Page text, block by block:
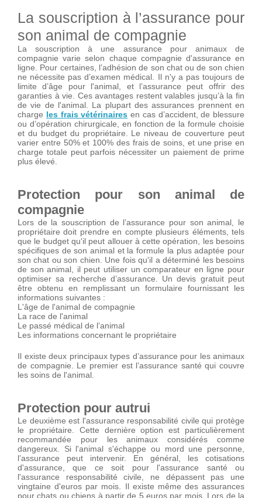
La souscription à l’assurance pour
son animal de compagnie
La souscription à une assurance pour animaux de
compagnie varie selon chaque compagnie d'assurance en
ligne. Pour certaines, l’adhésion de son chat ou de son chien
ne nécessite pas d’examen médical. Il n'y a pas toujours de
limite d’âge pour l'animal, et l’assurance peut offrir des
garanties à vie. Ces avantages restent valables jusqu’à la fin
de vie de l'animal. La plupart des assurances prennent en
charge les frais vétérinaires en cas d’accident, de blessure
ou d’opération chirurgicale, en fonction de la formule choisie
et du budget du propriétaire. Le niveau de couverture peut
varier entre 50% et 100% des frais de soins, et une prise en
charge totale peut parfois nécessiter un paiement de prime
plus élevé.
Protection pour son animal de
compagnie
Lors de la souscription de l’assurance pour son animal, le
propriétaire doit prendre en compte plusieurs éléments, tels
que le budget qu'il peut allouer à cette opération, les besoins
spécifiques de son animal et la formule la plus adaptée pour
son chat ou son chien. Une fois qu'il a déterminé les besoins
de son animal, il peut utiliser un comparateur en ligne pour
optimiser sa recherche d’assurance. Un devis gratuit peut
être obtenu en remplissant un formulaire fournissant les
informations suivantes :
L'âge de l'animal de compagnie
La race de l'animal
Le passé médical de l’animal
Les informations concernant le propriétaire
Il existe deux principaux types d’assurance pour les animaux
de compagnie. Le premier est l’assurance santé qui couvre
les soins de l'animal.
Protection pour autrui
Le deuxième est l'assurance responsabilité civile qui protège
le propriétaire. Cette dernière option est particulièrement
recommandée pour les animaux considérés comme
dangereux. Si l'animal s'échappe ou mord une personne,
l’assurance peut intervenir. En général, les cotisations
d'assurance, que ce soit pour l'assurance santé ou
l'assurance responsabilité civile, ne dépassent pas une
vingtaine d'euros par mois. Il existe même des assurances
pour chats ou chiens à partir de 5 euros par mois. Lors de la